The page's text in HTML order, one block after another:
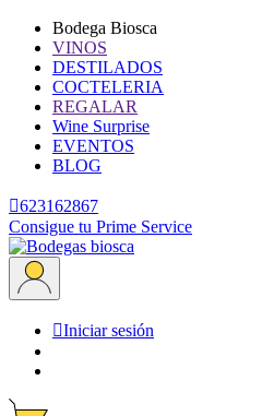
Bodega Biosca
VINOS
DESTILADOS
COCTELERIA
REGALAR
Wine Surprise
EVENTOS
BLOG
623162867
Consigue tu Prime Service
Iniciar sesión